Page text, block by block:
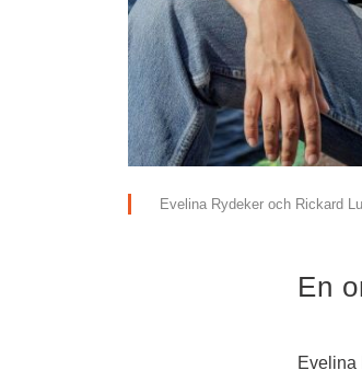
Evelina Rydeker och Rickard
En
Evelina